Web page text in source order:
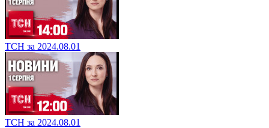
ТСН за 2024.08.01
ТСН за 2024.08.01